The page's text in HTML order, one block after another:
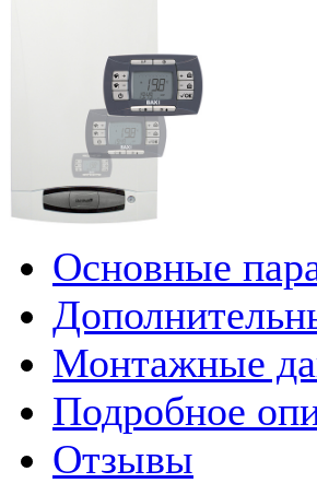
Основные
Монтажные
Подробное
Отзывы